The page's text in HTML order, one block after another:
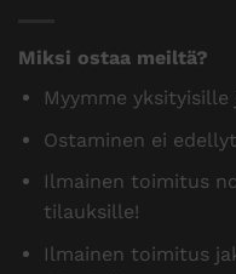
Miksi ostaa meiltä?
Myymme
Ostaminen ei
Ilmainen toimitus
tilauksille!
Ilmainen toimitus